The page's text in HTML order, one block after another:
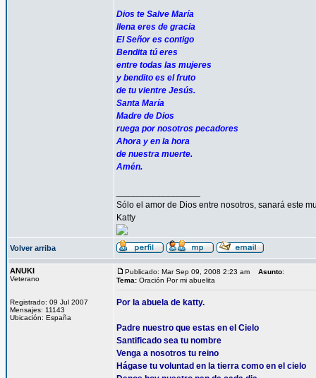
Dios te Salve María
llena eres de gracia
El Señor es contigo
Bendita tú eres
entre todas las mujeres
y bendito es el fruto
de tu vientre Jesús.
Santa María
Madre de Dios
ruega por nosotros pecadores
Ahora y en la hora
de nuestra muerte.
Amén.
Sólo el amor de Dios entre nosotros, sanará este
Katty
Volver arriba
ANUKI
Veterano
Registrado: 09 Jul 2007
Mensajes: 11143
Ubicación: España
Publicado: Mar Sep 09, 2008 2:23 am Asunto:
Tema: Oración Por mi abuelita
Por la abuela de katty.
Padre nuestro que estas en el Cielo
Santificado sea tu nombre
Venga a nosotros tu reino
Hágase tu voluntad en la tierra como en el cielo